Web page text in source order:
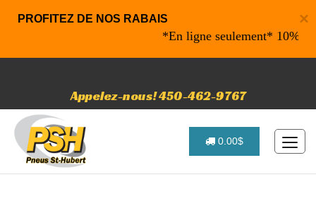
×
PROFITEZ DE NOS RABAIS
*En ligne seulement* 10% de
Appelez-nous! 450-462-9767
0.00$